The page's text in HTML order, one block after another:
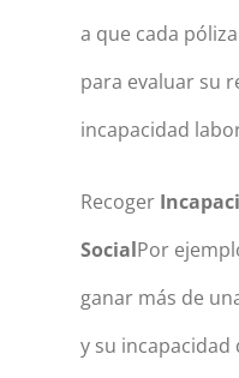
a que cada
para evaluar su
incapacidad
Recoger
SocialPor
ganar más de
y su